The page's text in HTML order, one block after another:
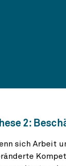
2:
sich Arbeit